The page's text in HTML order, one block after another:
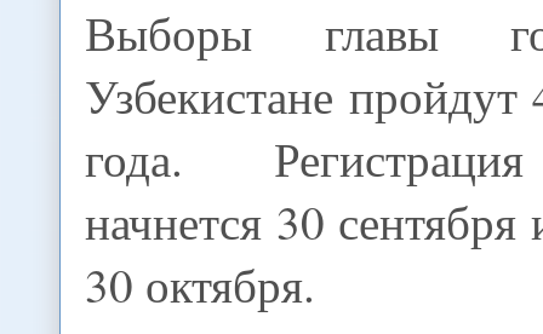
Выборы главы
Узбекистане пройдут
года.
начнется 30
30 октября.